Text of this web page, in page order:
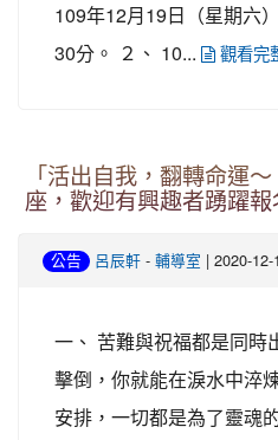
109年12月19日（星期六
30分。 ２、 10...
觀看完
「活出自我，翻轉命運
座，歡迎有興趣者踴躍報
公告 呂辰軒 - 輔導室 | 2020-
一、 苦難與祝福都是同時
擊倒，你就能在淚水中淬
安排，一切都是為了靈魂